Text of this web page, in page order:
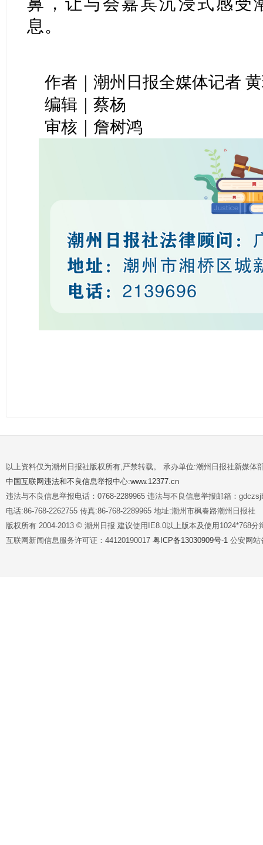
息。
作者｜潮州日报全媒体记者
编辑｜蔡杨
审核｜詹树鸿
以上资料仅为潮州日报社版权所有,严禁转载。 承办单位:潮州日报社新媒体
中国互联网违法和不良信息举报中心:www.12377.cn
违法与不良信息举报电话：0768-2289965 违法与不良信息举报邮箱：
电话:86-768-2262755 传真:86-768-2289965 地址:潮州市枫春路潮州日报社
版权所有 2004-2013 © 潮州日报 建议使用IE8.0以上版本及使用1024*768分
互联网新闻信息服务许可证：44120190017 粤ICP备13030909号-1 公安网站